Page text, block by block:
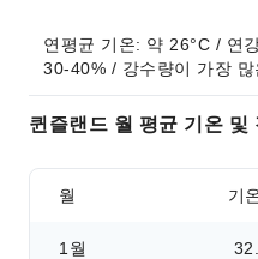
연평균 기온: 약 26°C / 연
30-40% / 강수량이 가장 많
퀸즐랜드 월 평균 기온 및
월 기
1월